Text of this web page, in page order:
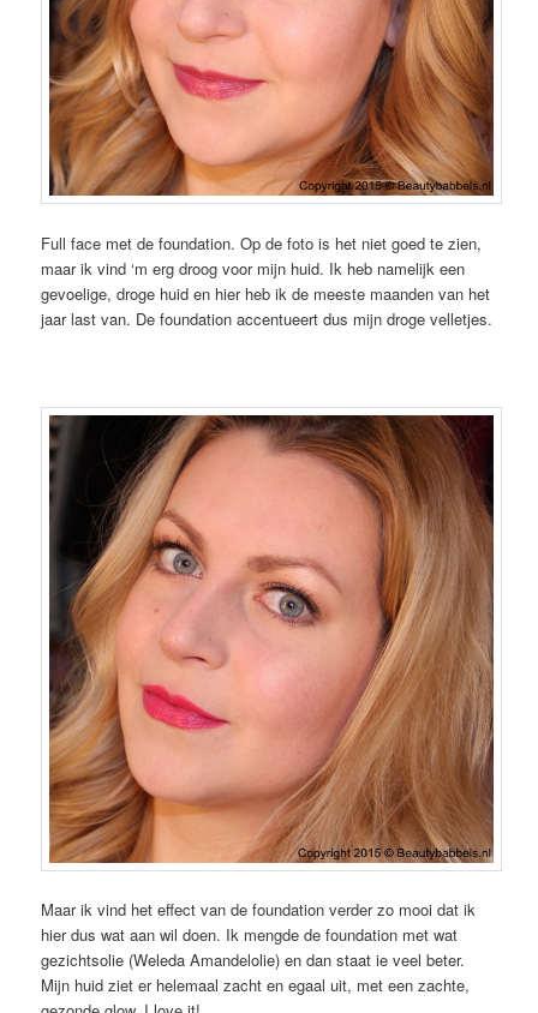
Full face met de foundation. Op de foto is het niet goed te zien,
maar ik vind ‘m erg droog voor mijn huid. Ik heb namelijk een
gevoelige, droge huid en hier heb ik de meeste maanden van het
jaar last van. De foundation accentueert dus mijn droge velletjes.
Maar ik vind het effect van de foundation verder zo mooi dat ik
hier dus wat aan wil doen. Ik mengde de foundation met wat
gezichtsolie (Weleda Amandelolie) en dan staat ie veel beter.
Mijn huid ziet er helemaal zacht en egaal uit, met een zachte,